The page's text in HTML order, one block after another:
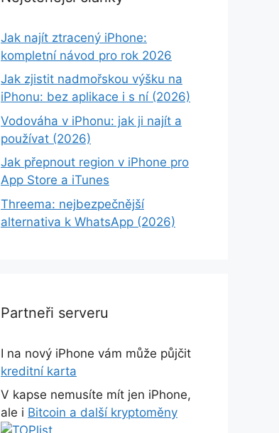
Jak najít ztracený iPhone:
kompletní návod pro rok 2026
Jak zjistit nadmořskou výšku na
iPhonu: bez aplikace i s ní (2026)
Vodováha v iPhonu: jak ji najít a
používat (2026)
Jak přepnout region v iPhone pro
App Store a iTunes
Threema: nejbezpečnější
alternativa k WhatsApp (2026)
Partneři serveru
I na nový iPhone vám může půjčit
kreditní karta
V kapse nemusíte mít jen iPhone,
ale i Bitcoin a další kryptoměny